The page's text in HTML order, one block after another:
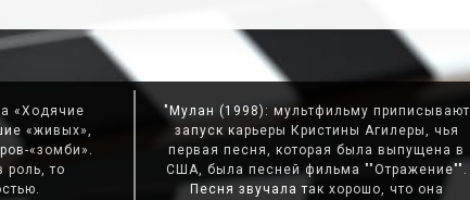
«Ходячие
«живых»,
«зомби».
роль, то
"Мулан (1998): мультфильму приписывают
запуск карьеры Кристины Агилеры, чья
первая песня, которая была выпущена в
США, была песней фильма ""Отражение"".
Песня звучала так хорошо, что она